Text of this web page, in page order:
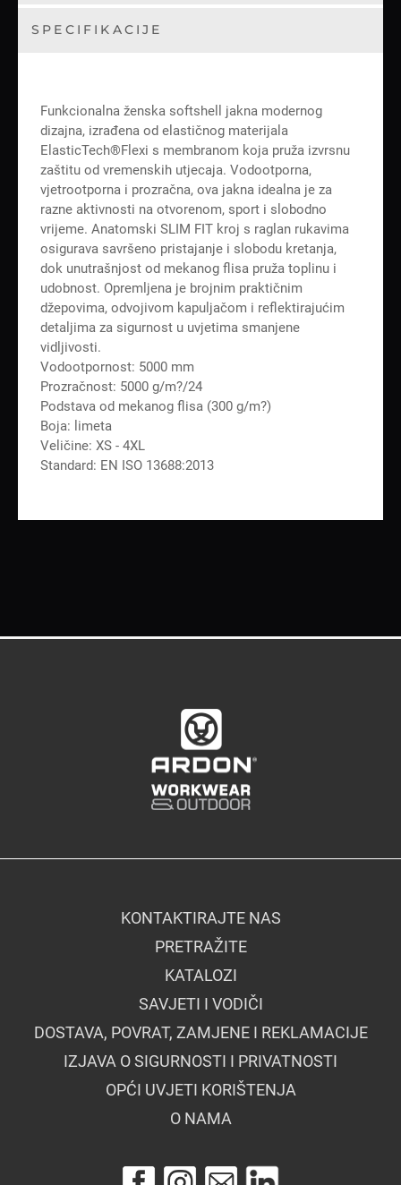
SPECIFIKACIJE
Funkcionalna ženska softshell jakna modernog
dizajna, izrađena od elastičnog materijala
ElasticTech®Flexi s membranom koja pruža izvrsnu
zaštitu od vremenskih utjecaja. Vodootporna,
vjetrootporna i prozračna, ova jakna idealna je za
razne aktivnosti na otvorenom, sport i slobodno
vrijeme. Anatomski SLIM FIT kroj s raglan rukavima
osigurava savršeno pristajanje i slobodu kretanja,
dok unutrašnjost od mekanog flisa pruža toplinu i
udobnost. Opremljena je brojnim praktičnim
džepovima, odvojivom kapuljačom i reflektirajućim
detaljima za sigurnost u uvjetima smanjene
vidljivosti.
Vodootpornost: 5000 mm
Prozračnost: 5000 g/m?/24
Podstava od mekanog flisa (300 g/m?)
Boja: limeta
Veličine: XS - 4XL
Standard: EN ISO 13688:2013
KONTAKTIRAJTE NAS
PRETRAŽITE
KATALOZI
SAVJETI I VODIČI
DOSTAVA, POVRAT, ZAMJENE I REKLAMACIJE
IZJAVA O SIGURNOSTI I PRIVATNOSTI
OPĆI UVJETI KORIŠTENJA
O NAMA